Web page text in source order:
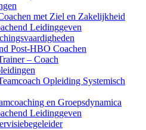
met Ziel en Zakelijkheid
Leidinggeven
Post-HBO Coachen
– Coach
Opleiding Systemisch
en Groepsdynamica
Leidinggeven